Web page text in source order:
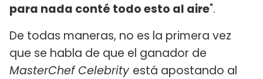
para nada conté todo esto al aire".
De todas maneras, no es la primera vez
que se habla de que el ganador de
MasterChef Celebrity está apostando al